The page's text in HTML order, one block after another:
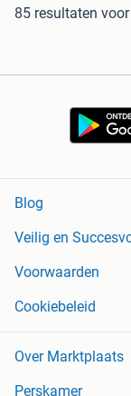
85 resultaten
Blog
Veilig en
Voorwaarden
Cookiebeleid
Over Marktplaats
Perskamer